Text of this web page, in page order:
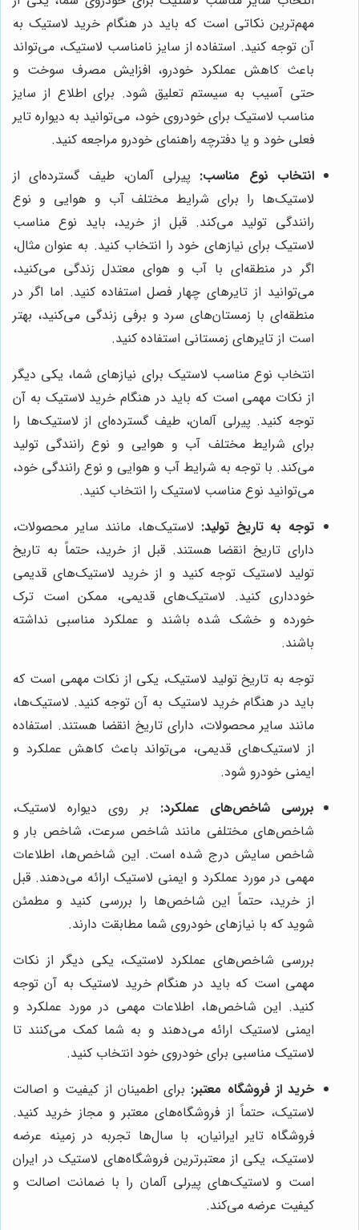
مهم‌ترین نکاتی است که باید در هنگام خرید لاستیک به
آن توجه کنید. استفاده از سایز نامناسب لاستیک، می‌تواند
باعث کاهش عملکرد خودرو، افزایش مصرف سوخت و
حتی آسیب به سیستم تعلیق شود. برای اطلاع از سایز
مناسب لاستیک برای خودروی خود، می‌توانید به دیواره تایر
فعلی خود و یا دفترچه راهنمای خودرو مراجعه کنید.
انتخاب نوع مناسب: پیرلی آلمان، طیف گسترده‌ای از
لاستیک‌ها را برای شرایط مختلف آب و هوایی و نوع
رانندگی تولید می‌کند. قبل از خرید، باید نوع مناسب
لاستیک برای نیازهای خود را انتخاب کنید. به عنوان مثال،
اگر در منطقه‌ای با آب و هوای معتدل زندگی می‌کنید،
می‌توانید از تایرهای چهار فصل استفاده کنید. اما اگر در
منطقه‌ای با زمستان‌های سرد و برفی زندگی می‌کنید، بهتر
است از تایرهای زمستانی استفاده کنید.
انتخاب نوع مناسب لاستیک برای نیازهای شما، یکی دیگر
از نکات مهمی است که باید در هنگام خرید لاستیک به آن
توجه کنید. پیرلی آلمان، طیف گسترده‌ای از لاستیک‌ها را
برای شرایط مختلف آب و هوایی و نوع رانندگی تولید
می‌کند. با توجه به شرایط آب و هوایی و نوع رانندگی خود،
می‌توانید نوع مناسب لاستیک را انتخاب کنید.
توجه به تاریخ تولید: لاستیک‌ها، مانند سایر محصولات،
دارای تاریخ انقضا هستند. قبل از خرید، حتماً به تاریخ
تولید لاستیک توجه کنید و از خرید لاستیک‌های قدیمی
خودداری کنید. لاستیک‌های قدیمی، ممکن است ترک
خورده و خشک شده باشند و عملکرد مناسبی نداشته
باشند.
توجه به تاریخ تولید لاستیک، یکی از نکات مهمی است که
باید در هنگام خرید لاستیک به آن توجه کنید. لاستیک‌ها،
مانند سایر محصولات، دارای تاریخ انقضا هستند. استفاده
از لاستیک‌های قدیمی، می‌تواند باعث کاهش عملکرد و
ایمنی خودرو شود.
بررسی شاخص‌های عملکرد: بر روی دیواره لاستیک،
شاخص‌های مختلفی مانند شاخص سرعت، شاخص بار و
شاخص سایش درج شده است. این شاخص‌ها، اطلاعات
مهمی در مورد عملکرد و ایمنی لاستیک ارائه می‌دهند. قبل
از خرید، حتماً این شاخص‌ها را بررسی کنید و مطمئن
شوید که با نیازهای خودروی شما مطابقت دارند.
بررسی شاخص‌های عملکرد لاستیک، یکی دیگر از نکات
مهمی است که باید در هنگام خرید لاستیک به آن توجه
کنید. این شاخص‌ها، اطلاعات مهمی در مورد عملکرد و
ایمنی لاستیک ارائه می‌دهند و به شما کمک می‌کنند تا
لاستیک مناسبی برای خودروی خود انتخاب کنید.
خرید از فروشگاه معتبر: برای اطمینان از کیفیت و اصالت
لاستیک، حتماً از فروشگاه‌های معتبر و مجاز خرید کنید.
فروشگاه تایر ایرانیان، با سال‌ها تجربه در زمینه عرضه
لاستیک، یکی از معتبرترین فروشگاه‌های لاستیک در ایران
است و لاستیک‌های پیرلی آلمان را با ضمانت اصالت و
کیفیت عرضه می‌کند.